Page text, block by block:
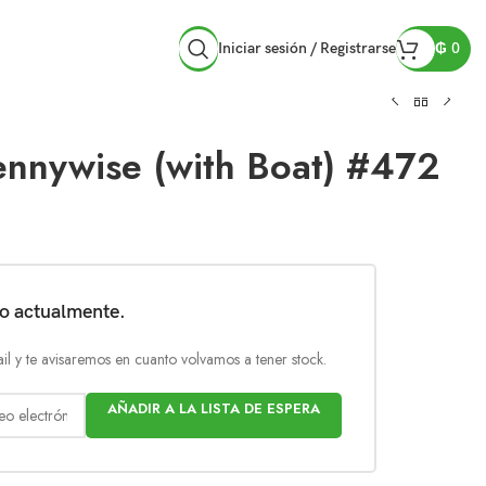
Iniciar sesión / Registrarse ₲ 0
(with Boat) #472
actualmente.
y te avisaremos en cuanto volvamos a tener stock.
AÑADIR A LA LISTA DE ESPERA